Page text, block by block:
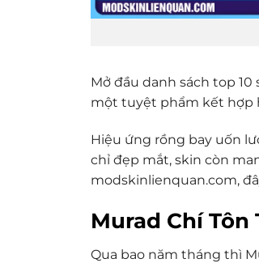
Mở đầu danh sách top 10
một tuyệt phẩm kết hợp
Hiệu ứng rồng bay uốn
chỉ đẹp mắt, skin còn
modskinlienquan.com,
Murad Chí Tôn
Qua bao năm tháng thì